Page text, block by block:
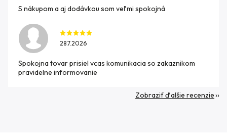
S nákupom a aj dodávkou som veľmi spokojná
28.7.2026
Spokojna tovar prisiel vcas komunikacia so zakaznikom
pravidelne informovanie
Zobraziť ďalšie recenzie